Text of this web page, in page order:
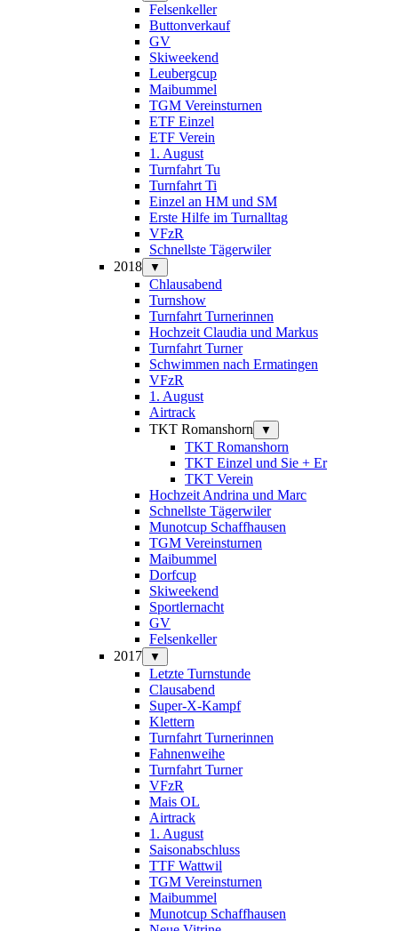
Felsenkeller
Buttonverkauf
GV
Skiweekend
Leubergcup
Maibummel
TGM Vereinsturnen
ETF Einzel
ETF Verein
1. August
Turnfahrt Tu
Turnfahrt Ti
Einzel an HM und SM
Erste Hilfe im Turnalltag
VFzR
Schnellste Tägerwiler
2018
▼
Chlausabend
Turnshow
Turnfahrt Turnerinnen
Hochzeit Claudia und Markus
Turnfahrt Turner
Schwimmen nach Ermatingen
VFzR
1. August
Airtrack
TKT Romanshorn
▼
TKT Romanshorn
TKT Einzel und Sie + Er
TKT Verein
Hochzeit Andrina und Marc
Schnellste Tägerwiler
Munotcup Schaffhausen
TGM Vereinsturnen
Maibummel
Dorfcup
Skiweekend
Sportlernacht
GV
Felsenkeller
2017
▼
Letzte Turnstunde
Clausabend
Super-X-Kampf
Klettern
Turnfahrt Turnerinnen
Fahnenweihe
Turnfahrt Turner
VFzR
Mais OL
Airtrack
1. August
Saisonabschluss
TTF Wattwil
TGM Vereinsturnen
Maibummel
Munotcup Schaffhausen